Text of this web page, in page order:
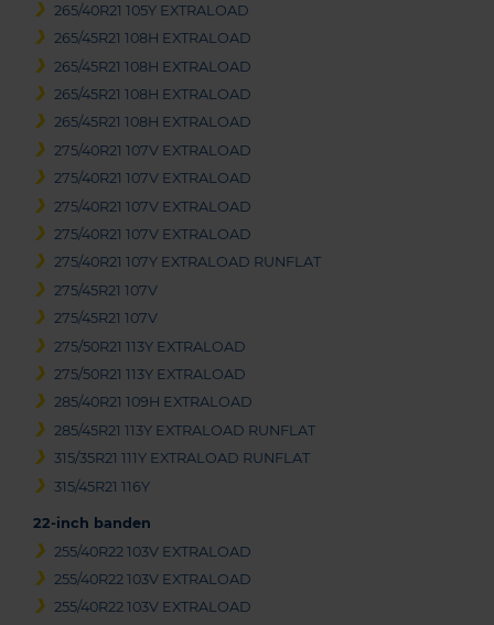
265/40R21 105Y EXTRALOAD
265/45R21 108H EXTRALOAD
265/45R21 108H EXTRALOAD
265/45R21 108H EXTRALOAD
265/45R21 108H EXTRALOAD
275/40R21 107V EXTRALOAD
275/40R21 107V EXTRALOAD
275/40R21 107V EXTRALOAD
275/40R21 107V EXTRALOAD
275/40R21 107Y EXTRALOAD RUNFLAT
275/45R21 107V
275/45R21 107V
275/50R21 113Y EXTRALOAD
275/50R21 113Y EXTRALOAD
285/40R21 109H EXTRALOAD
285/45R21 113Y EXTRALOAD RUNFLAT
315/35R21 111Y EXTRALOAD RUNFLAT
315/45R21 116Y
22-inch banden
255/40R22 103V EXTRALOAD
255/40R22 103V EXTRALOAD
255/40R22 103V EXTRALOAD